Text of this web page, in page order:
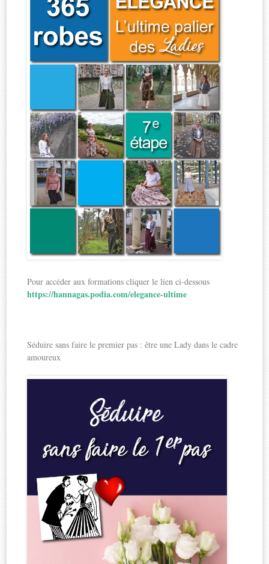
Pour accéder aux formations cliquer le lien ci-dessous
https://hannagas.podia.com/elegance-ultime
Séduire sans faire le premier pas : être une Lady dans le cadre
amoureux